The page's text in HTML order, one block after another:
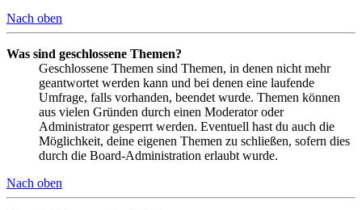
Nach oben
Was sind geschlossene Themen?
Geschlossene Themen sind Themen, in denen nicht mehr
geantwortet werden kann und bei denen eine laufende
Umfrage, falls vorhanden, beendet wurde. Themen können
aus vielen Gründen durch einen Moderator oder
Administrator gesperrt werden. Eventuell hast du auch die
Möglichkeit, deine eigenen Themen zu schließen, sofern dies
durch die Board-Administration erlaubt wurde.
Nach oben